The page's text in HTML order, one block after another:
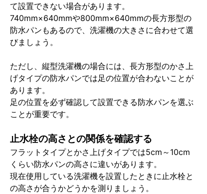
て設置できない場合があります。
740mm×640mmや800mm×640mmの長方形型の
防水パンもあるので、洗濯機の大きさに合わせて選
びましょう。
ただし、縦型洗濯機の場合には、長方形型のかさ上
げタイプの防水パンでは足の位置が合わないことが
あります。
足の位置を必ず確認して設置できる防水パンを選ぶ
ことが重要です。
止水栓の高さとの関係を確認する
フラットタイプとかさ上げタイプでは5cm～10cm
くらい防水パンの高さに違いがあります。
現在使用している洗濯機を設置したときに止水栓と
の高さが合うかどうかを測りましょう。